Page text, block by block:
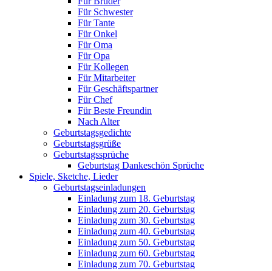
Für Schwester
Für Tante
Für Onkel
Für Oma
Für Opa
Für Kollegen
Für Mitarbeiter
Für Geschäftspartner
Für Chef
Für Beste Freundin
Nach Alter
Geburtstagsgedichte
Geburtstagsgrüße
Geburtstagssprüche
Geburtstag Dankeschön Sprüche
Spiele, Sketche, Lieder
Geburtstagseinladungen
Einladung zum 18. Geburtstag
Einladung zum 20. Geburtstag
Einladung zum 30. Geburtstag
Einladung zum 40. Geburtstag
Einladung zum 50. Geburtstag
Einladung zum 60. Geburtstag
Einladung zum 70. Geburtstag